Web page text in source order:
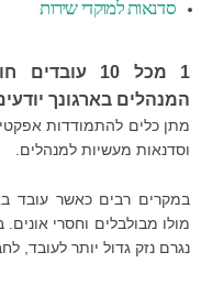
2
א
פ
ר
י
2
0
1
סדנאות למוקדי שירות
1 מכל 10
המנהלים בארגונך
מתן כלים להתמודדות
וסדנאות מעשיות למנהלים.
במקרים רבים כאשר עובד
מולו מבולבלים וחסרי
נגרם נזק גדול יותר לעובד,